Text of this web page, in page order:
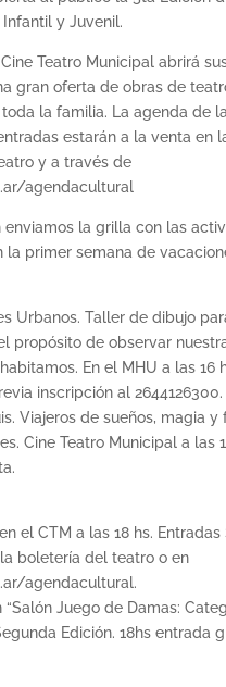
y Juvenil.
Teatro Municipal abrirá
gran oferta de obras de
la familia. La agenda de la
estarán a la venta en
y a través de
agendacultural
enviamos la grilla con las
la primer semana de
Urbanos. Taller de dibujo
propósito de observar
En el MHU a las 16
inscripción al 2644126300.
Viajeros de sueños, magia y
Cine Teatro Municipal a las
el CTM a las 18 hs. Entradas
boletería del teatro o en
agendacultural.
“Salón Juego de Damas:
Edición. 18hs entrada